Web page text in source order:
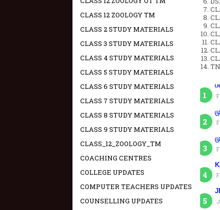
CLASS 12 ZOOLOGY TM
CLASS 2 STUDY MATERIALS
CLASS 3 STUDY MATERIALS
CLASS 4 STUDY MATERIALS
CLASS 5 STUDY MATERIALS
CLASS 6 STUDY MATERIALS
CLASS 7 STUDY MATERIALS
CLASS 8 STUDY MATERIALS
CLASS 9 STUDY MATERIALS
CLASS_12_ZOOLOGY_TM
COACHING CENTRES
COLLEGE UPDATES
COMPUTER TEACHERS UPDATES
COUNSELLING UPDATES